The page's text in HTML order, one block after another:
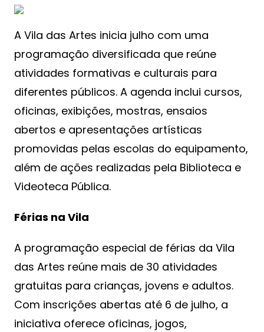
A Vila das Artes inicia julho com uma
programação diversificada que reúne
atividades formativas e culturais para
diferentes públicos. A agenda inclui cursos,
oficinas, exibições, mostras, ensaios
abertos e apresentações artísticas
promovidas pelas escolas do equipamento,
além de ações realizadas pela Biblioteca e
Videoteca Pública.
Férias na Vila
A programação especial de férias da Vila
das Artes reúne mais de 30 atividades
gratuitas para crianças, jovens e adultos.
Com inscrições abertas até 6 de julho, a
iniciativa oferece oficinas, jogos,